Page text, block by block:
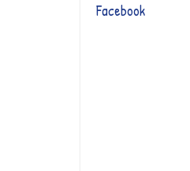
Facebook